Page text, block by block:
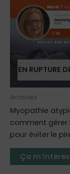
EN RUPTURE
Archives
Myopathie
comment gérer
pour éviter le
Ça